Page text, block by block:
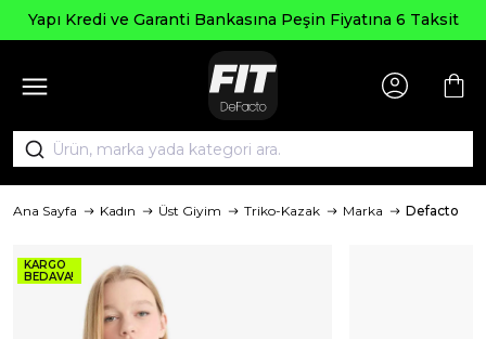
Yapı Kredi ve Garanti Bankasına Peşin Fiyatına 6 Taksit
Ana Sayfa Kadın Üst Giyim Triko-Kazak Marka Defacto
KARGO
BEDAVA!